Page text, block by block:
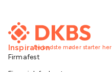
De bedste møder starter her
Inspiration
Firmafest